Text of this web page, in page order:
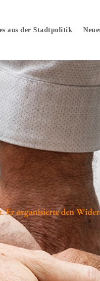
aus der Stadtpolitik
organisierte den